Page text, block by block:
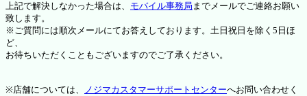
上記で解決しなかった場合は、 モバイル事務局 までメールでご連絡お願い
致します。
※ご質問には順次メールにてお答えしております。土日祝日を除く5日ほ
ど、
お待ちいただくこともございますのでご了承ください。
※店舗については、 ノジマカスタマーサポートセンターへお問い合わせく